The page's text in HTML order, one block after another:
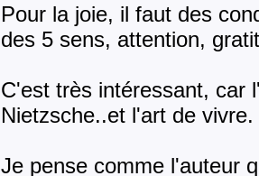
Pour la joie, il faut des
des 5 sens, attention,
C'est très intéressant, car
Nietzsche..et l'art de vivre.
Je pense comme l'auteur